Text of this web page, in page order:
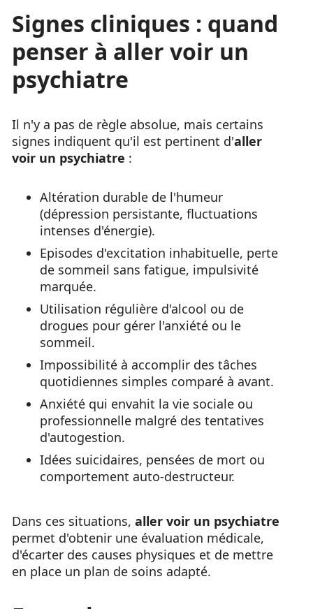
Signes cliniques : quand
penser à aller voir un
psychiatre
Il n'y a pas de règle absolue, mais certains
signes indiquent qu'il est pertinent d'aller
voir un psychiatre :
Altération durable de l'humeur
(dépression persistante, fluctuations
intenses d'énergie).
Episodes d'excitation inhabituelle, perte
de sommeil sans fatigue, impulsivité
marquée.
Utilisation régulière d'alcool ou de
drogues pour gérer l'anxiété ou le
sommeil.
Impossibilité à accomplir des tâches
quotidiennes simples comparé à avant.
Anxiété qui envahit la vie sociale ou
professionnelle malgré des tentatives
d'autogestion.
Idées suicidaires, pensées de mort ou
comportement auto-destructeur.
Dans ces situations, aller voir un psychiatre
permet d'obtenir une évaluation médicale,
d'écarter des causes physiques et de mettre
en place un plan de soins adapté.